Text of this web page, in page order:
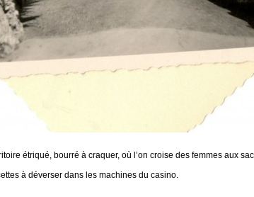
étriqué, bourré à craquer, où l’on croise des femmes aux
à déverser dans les machines du casino.